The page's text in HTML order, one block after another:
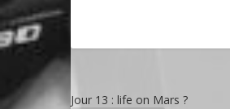
Jour 13 : life on Mars ?